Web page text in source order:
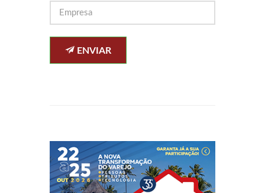
ENVIAR